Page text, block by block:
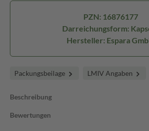
PZN: 16876177
Darreichungsform:
Hersteller: Espara
Packungsbeilage LMIV Angaben
Beschreibung
Bewertungen